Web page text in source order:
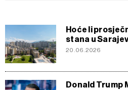
Hoće li
stana u
20.06.2026
Donald Trump